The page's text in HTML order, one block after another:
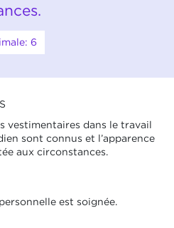
6
vestimentaires dans le travail
sont connus et l’apparence
aux circonstances.
est soignée.